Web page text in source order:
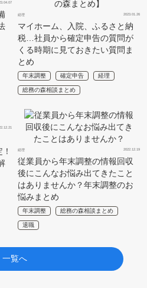
経理 2023.01.26
マイホーム、入院、ふるさと納
税…社員から確定申告の質問が
くる時期に見ておきたい質問ま
とめ
年末調整 確定申告 経理
総務の森相談まとめ
経理 2022.12.19
従業員から年末調整の情報回収
後にこんなお悩み出てきたこと
はありませんか？年末調整のお
悩みまとめ
年末調整 総務の森相談まとめ
退職
一覧へ